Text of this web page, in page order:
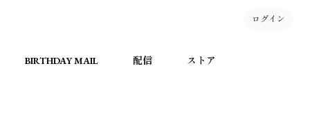
ログイン
BIRTHDAY MAIL 配信 ストア